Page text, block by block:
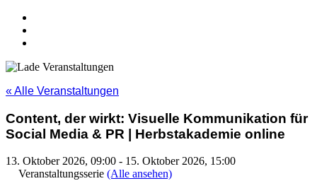
« Alle Veranstaltungen
Content, der wirkt: Visuelle Kommunikation für
Social Media & PR | Herbstakademie online
13. Oktober 2026, 09:00 - 15. Oktober 2026, 15:00
Veranstaltungsserie (Alle ansehen)